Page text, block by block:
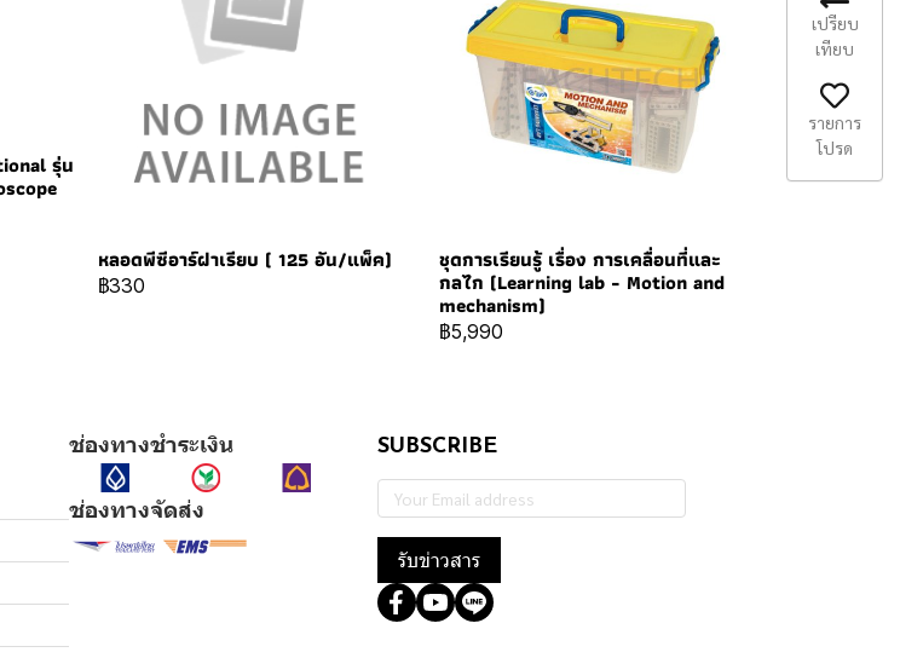
รุ่น
หลอดพีซีอาร์ฝาเรียบ ( 125 อัน/แพ็ค)
฿330
ชุดการเรียนรู้ เรื่อง การเคลื่อนที่และ
กลไก (Learning lab - Motion and
mechanism)
฿5,990
ช่องทางชำระเงิน
ช่องทางจัดส่ง
SUBSCRIBE
รับข่าวสาร
เปรียบ
เทียบ
รายการ
โปรด